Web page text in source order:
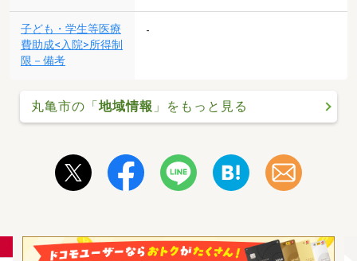
子ども・学生等医療
費助成<入院>所得制
限－備考
-
丸亀市の「地域情報 」をもっと見る